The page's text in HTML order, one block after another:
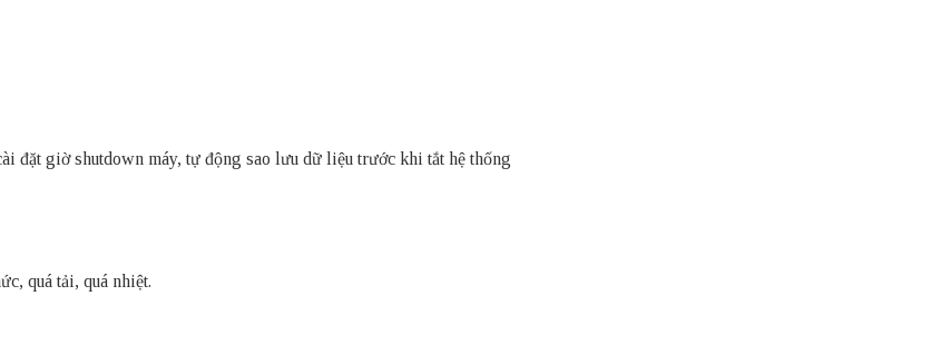
đặt giờ shutdown máy, tự động sao lưu dữ liệu trước khi tắt hệ thống
quá tải, quá nhiệt.